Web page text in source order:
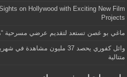
on Hollywood with Exciting New Film
Projects
ماغي بو غصن تستعد لتقديم عرضي مسرحية
وائل كفوري يحصد 37 مليون
متتالية